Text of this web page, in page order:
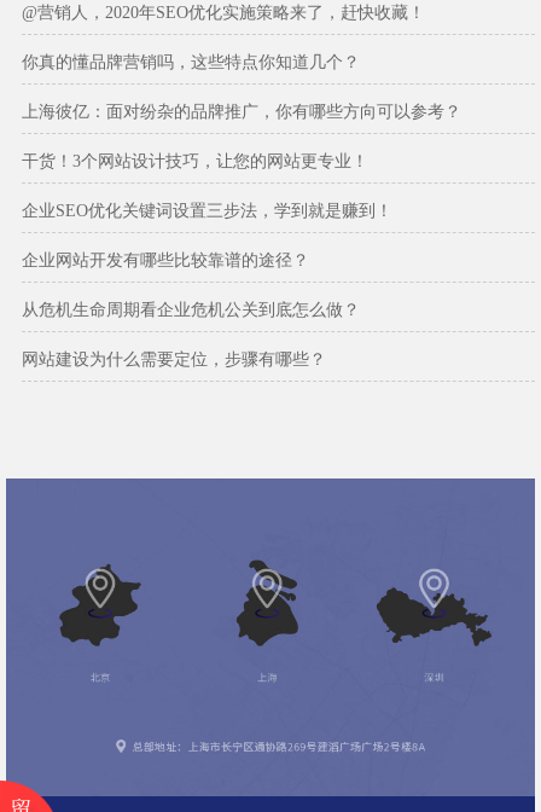
@营销人，2020年SEO优化实施策略来了，赶快收藏！
你真的懂品牌营销吗，这些特点你知道几个？
上海彼亿：面对纷杂的品牌推广，你有哪些方向可以参考？
干货！3个网站设计技巧，让您的网站更专业！
企业SEO优化关键词设置三步法，学到就是赚到！
企业网站开发有哪些比较靠谱的途径？
从危机生命周期看企业危机公关到底怎么做？
网站建设为什么需要定位，步骤有哪些？